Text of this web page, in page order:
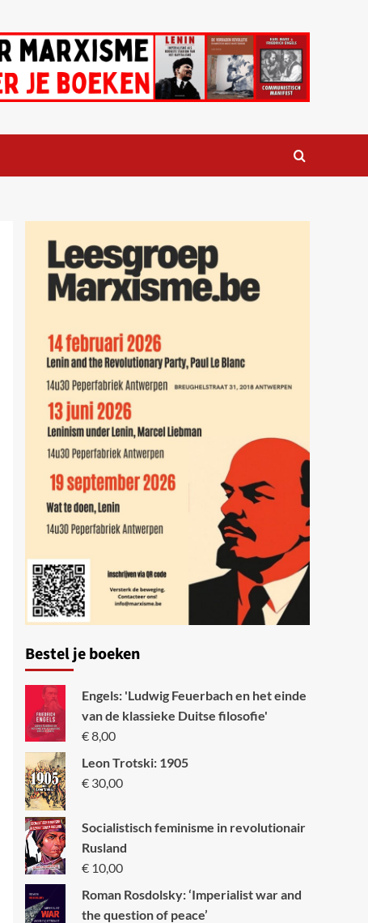
Bestel je boeken
Engels: 'Ludwig Feuerbach en het einde
van de klassieke Duitse filosofie'
€8,00
Leon Trotski: 1905
€30,00
Socialistisch feminisme in revolutionair
Rusland
€10,00
Roman Rosdolsky: ‘Imperialist war and
the question of peace’